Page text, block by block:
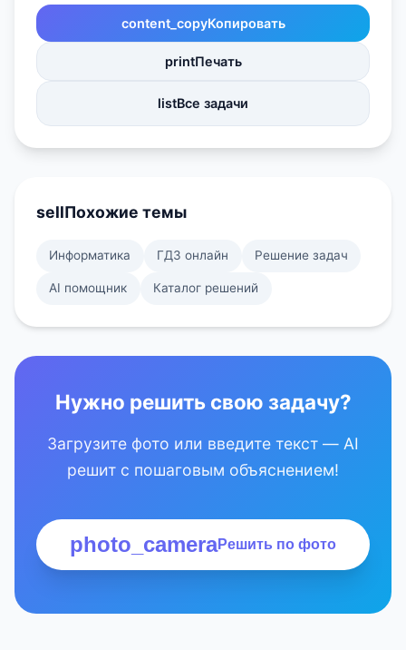
content_copyКопировать
printПечать
listВсе задачи
sellПохожие темы
Информатика ГДЗ онлайн Решение задач
AI помощник Каталог решений
Нужно решить свою задачу?
Загрузите фото или введите текст — AI
решит с пошаговым объяснением!
photo_cameraРешить по фото